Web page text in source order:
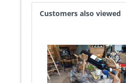
Customers also viewed